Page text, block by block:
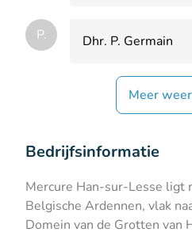
P. Dhr. P. Germain
Meer
Bedrijfsinformatie
Mercure Han-sur-Lesse ligt
Belgische Ardennen, vlak
Domein van de Grotten